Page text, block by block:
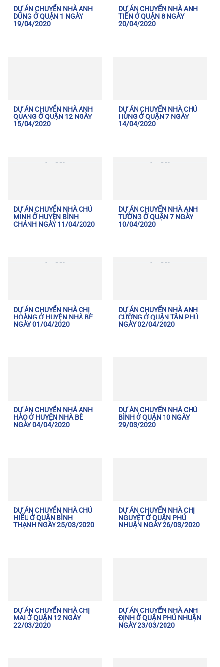
DỰ ÁN CHUYỂN NHÀ ANH
DŨNG Ở QUẬN 1 NGÀY
19/04/2020
DỰ ÁN CHUYỂN NHÀ ANH
TIẾN Ở QUẬN 8 NGÀY
20/04/2020
DỰ ÁN CHUYỂN NHÀ ANH
QUANG Ở QUẬN 12 NGÀY
15/04/2020
DỰ ÁN CHUYỂN NHÀ CHÚ
HÙNG Ở QUẬN 7 NGÀY
14/04/2020
DỰ ÁN CHUYỂN NHÀ CHÚ
MINH Ở HUYỆN BÌNH
CHÁNH NGÀY 11/04/2020
DỰ ÁN CHUYỂN NHÀ ANH
TƯỜNG Ở QUẬN 7 NGÀY
10/04/2020
DỰ ÁN CHUYỂN NHÀ CHỊ
HOÀNG Ở HUYỆN NHÀ BÈ
NGÀY 01/04/2020
DỰ ÁN CHUYỂN NHÀ ANH
CƯỜNG Ở QUẬN TÂN PHÚ
NGÀY 02/04/2020
DỰ ÁN CHUYỂN NHÀ ANH
HÀO Ở HUYỆN NHÀ BÈ
NGÀY 04/04/2020
DỰ ÁN CHUYỂN NHÀ CHÚ
BÌNH Ở QUẬN 10 NGÀY
29/03/2020
DỰ ÁN CHUYỂN NHÀ CHÚ
HIẾU Ở QUẬN BÌNH
THẠNH NGÀY 25/03/2020
DỰ ÁN CHUYỂN NHÀ CHỊ
NGUYỆT Ở QUẬN PHÚ
NHUẬN NGÀY 26/03/2020
DỰ ÁN CHUYỂN NHÀ CHỊ
MAI Ở QUẬN 12 NGÀY
22/03/2020
DỰ ÁN CHUYỂN NHÀ ANH
ĐỊNH Ở QUẬN PHÚ NHUẬN
NGÀY 23/03/2020